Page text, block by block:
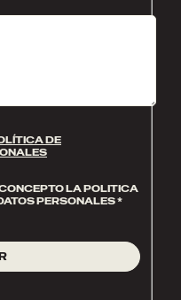
DE
LA POLITICA
PERSONALES*